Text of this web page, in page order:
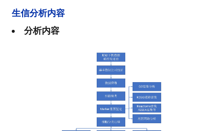
生信分析内容
分析内容